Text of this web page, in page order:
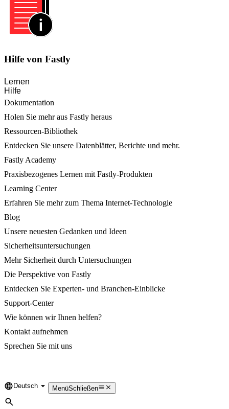
Hilfe von Fastly
Lernen
Hilfe
Dokumentation
Holen Sie mehr aus Fastly heraus
Ressourcen-Bibliothek
Entdecken Sie unsere Datenblätter, Berichte und mehr.
Fastly Academy
Praxisbezogenes Lernen mit Fastly-Produkten
Learning Center
Erfahren Sie mehr zum Thema Internet-Technologie
Blog
Unsere neuesten Gedanken und Ideen
Sicherheitsuntersuchungen
Mehr Sicherheit durch Untersuchungen
Die Perspektive von Fastly
Entdecken Sie Experten- und Branchen-Einblicke
Support-Center
Wie können wir Ihnen helfen?
Kontakt aufnehmen
Sprechen Sie mit uns
Language
Deutsch MenüSchließen
Suche